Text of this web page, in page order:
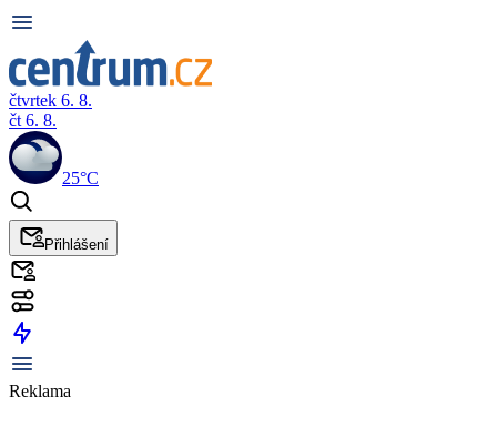
čtvrtek 6. 8.
čt 6. 8.
25°C
Přihlášení
Reklama